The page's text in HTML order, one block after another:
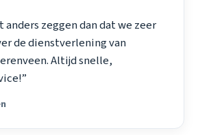
anders zeggen dan dat we zeer
de dienstverlening van
Altijd snelle,